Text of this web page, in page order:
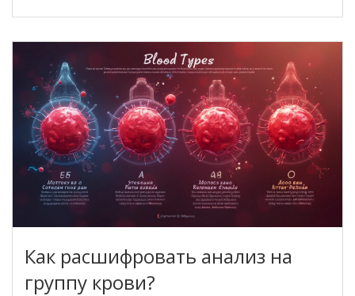
группами крови. Материал поможет легко
разобраться в этой непростой теме и
внимательно относиться к любым анализам.
Как расшифровать анализ на
группу крови?